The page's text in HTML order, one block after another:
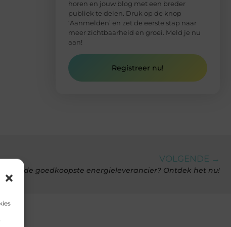
horen en jouw blog met een breder
publiek te delen. Druk op de knop
‘Aanmelden’ en zet de eerste stap naar
meer zichtbaarheid en groei. Meld je nu
aan!
Registreer nu!
VOLGENDE →
Wat is de goedkoopste energieleverancier? Ontdek het nu!